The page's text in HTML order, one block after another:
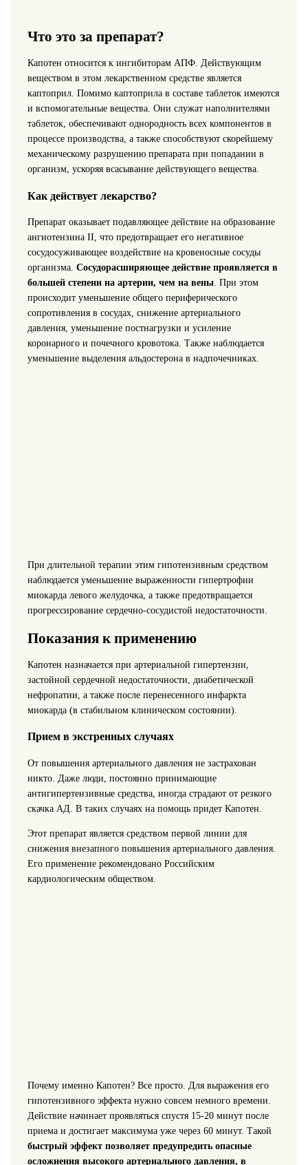
Что это за препарат?
Капотен относится к ингибиторам АПФ. Действующим
веществом в этом лекарственном средстве является
каптоприл. Помимо каптоприла в составе таблеток имеются
и вспомогательные вещества. Они служат наполнителями
таблеток, обеспечивают однородность всех компонентов в
процессе производства, а также способствуют скорейшему
механическому разрушению препарата при попадании в
организм, ускоряя всасывание действующего вещества.
Как действует лекарство?
Препарат оказывает подавляющее действие на образование
ангиотензина II, что предотвращает его негативное
сосудосуживающее воздействие на кровеносные сосуды
организма. Сосудорасширяющее действие проявляется в
большей степени на артерии, чем на вены. При этом
происходит уменьшение общего периферического
сопротивления в сосудах, снижение артериального
давления, уменьшение постнагрузки и усиление
коронарного и почечного кровотока. Также наблюдается
уменьшение выделения альдостерона в надпочечниках.
При длительной терапии этим гипотензивным средством
наблюдается уменьшение выраженности гипертрофии
миокарда левого желудочка, а также предотвращается
прогрессирование сердечно-сосудистой недостаточности.
Показания к применению
Капотен назначается при артериальной гипертензии,
застойной сердечной недостаточности, диабетической
нефропатии, а также после перенесенного инфаркта
миокарда (в стабильном клиническом состоянии).
Прием в экстренных случаях
От повышения артериального давления не застрахован
никто. Даже люди, постоянно принимающие
антигипертензивные средства, иногда страдают от резкого
скачка АД. В таких случаях на помощь придет Капотен.
Этот препарат является средством первой линии для
снижения внезапного повышения артериального давления.
Его применение рекомендовано Российским
кардиологическим обществом.
Почему именно Капотен? Все просто. Для выражения его
гипотензивного эффекта нужно совсем немного времени.
Действие начинает проявляться спустя 15-20 минут после
приема и достигает максимума уже через 60 минут. Такой
быстрый эффект позволяет предупредить опасные
осложнения высокого артериального давления, в